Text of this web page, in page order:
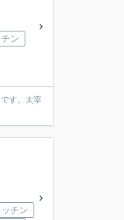
ン
す。太宰
チン